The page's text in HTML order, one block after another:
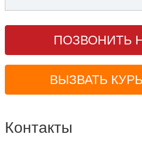
ПОЗВОНИТЬ
ВЫЗВАТЬ
Контакты